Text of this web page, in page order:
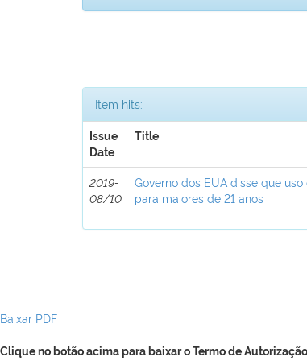
Item hits:
Issue
Date
Title
2019-
08/10
Governo dos EUA disse que
para maiores de 21 anos
Baixar PDF
Clique no botão acima para baixar o Termo de